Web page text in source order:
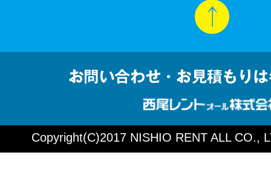
Copyright(C)2017 NISHIO RENT ALL CO.,